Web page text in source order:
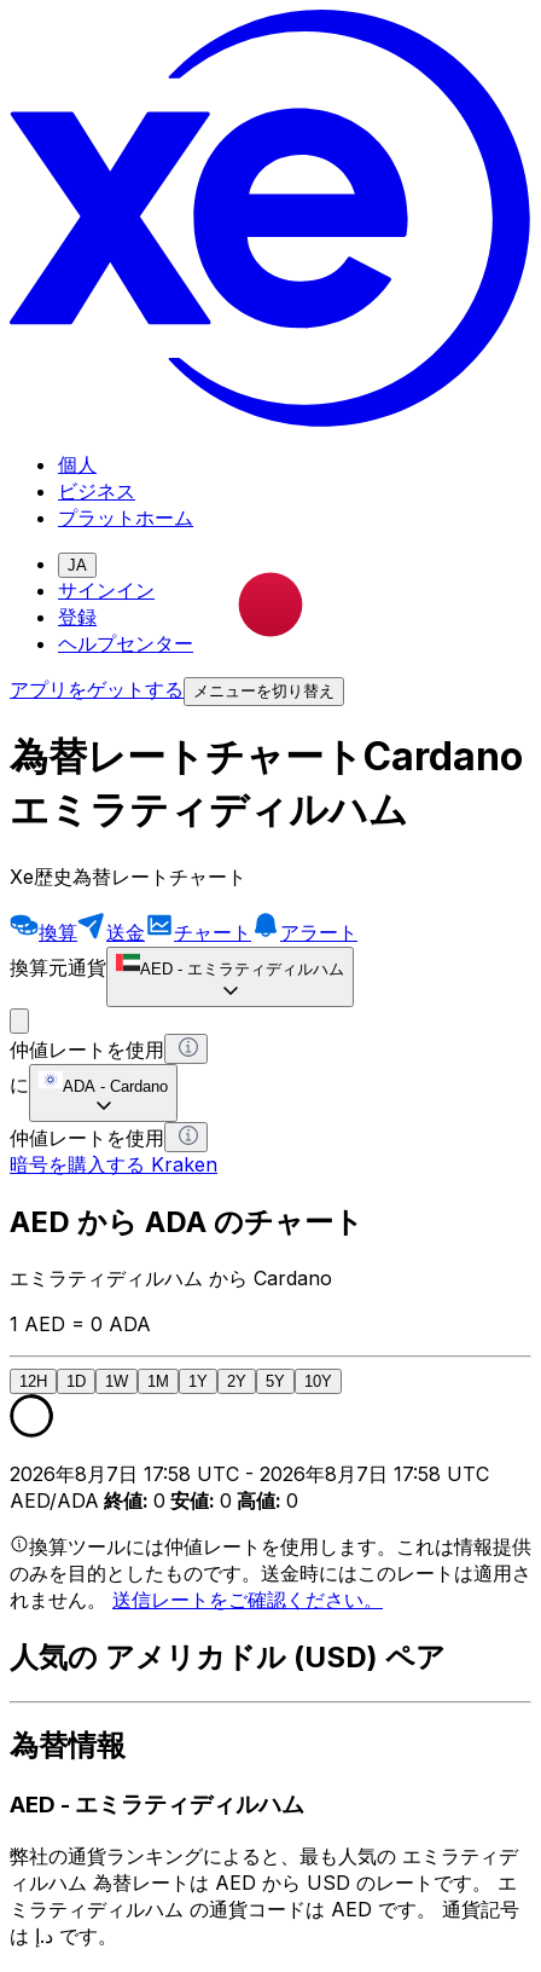
個人
ビジネス
プラットホーム
JA
サインイン
登録
ヘルプセンター
アプリをゲットする
メニューを切り替え
為替レートチャートCardano
エミラティディルハム
Xe歴史為替レートチャート
換算 送金 チャート
アラート
換算元通貨
AED - エミラティディルハム
仲値レートを使用
に
ADA - Cardano
仲値レートを使用
暗号を購入する Kraken
AED から ADA のチャート
エミラティディルハム から Cardano
1 AED = 0 ADA
12H 1D 1W 1M 1Y 2Y 5Y 10Y
2026年8月7日 17:58 UTC - 2026年8月7日 17:58 UTC
AED/ADA 終値: 0 安値: 0 高値: 0
換算ツールには仲値レートを使用します。これは情報提供
のみを目的としたものです。送金時にはこのレートは適用さ
れません。 送信レートをご確認ください。
人気の アメリカドル (USD) ペア
為替情報
AED - エミラティディルハム
弊社の通貨ランキングによると、最も人気の エミラティデ
ィルハム 為替レートは AED から USD のレートです。 エ
ミラティディルハム の通貨コードは AED です。 通貨記号
は د.إ です。